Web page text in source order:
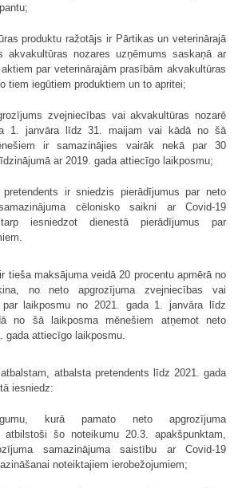
pantu;
produktu ražotājs ir Pārtikas un veterinārajā
akvakultūras nozares uzņēmums saskaņā ar
par veterinārajām prasībām akvakultūras
tiem iegūtiem produktiem un to apritei;
zvejniecības vai akvakultūras nozarē
1. janvāra līdz 31. maijam vai kādā no šā
ir samazinājies vairāk nekā par 30
ar 2019. gada attiecīgo laikposmu;
ir sniedzis pierādījumus par neto
cēlonisko saikni ar Covid-19
iesniedzot dienestā pierādījumus par
tieša maksājuma veidā 20 procentu apmērā no
no neto apgrozījuma zvejniecības vai
par laikposmu no 2021. gada 1. janvāra līdz
no šā laikposma mēnešiem atņemot neto
gada attiecīgo laikposmu.
atbalsta pretendents līdz 2021. gada
iesniedz:
kurā pamato neto apgrozījuma
atbilstoši šo noteikumu 20.3. apakšpunktam,
samazinājuma saistību ar Covid-19
noteiktajiem ierobežojumiem;